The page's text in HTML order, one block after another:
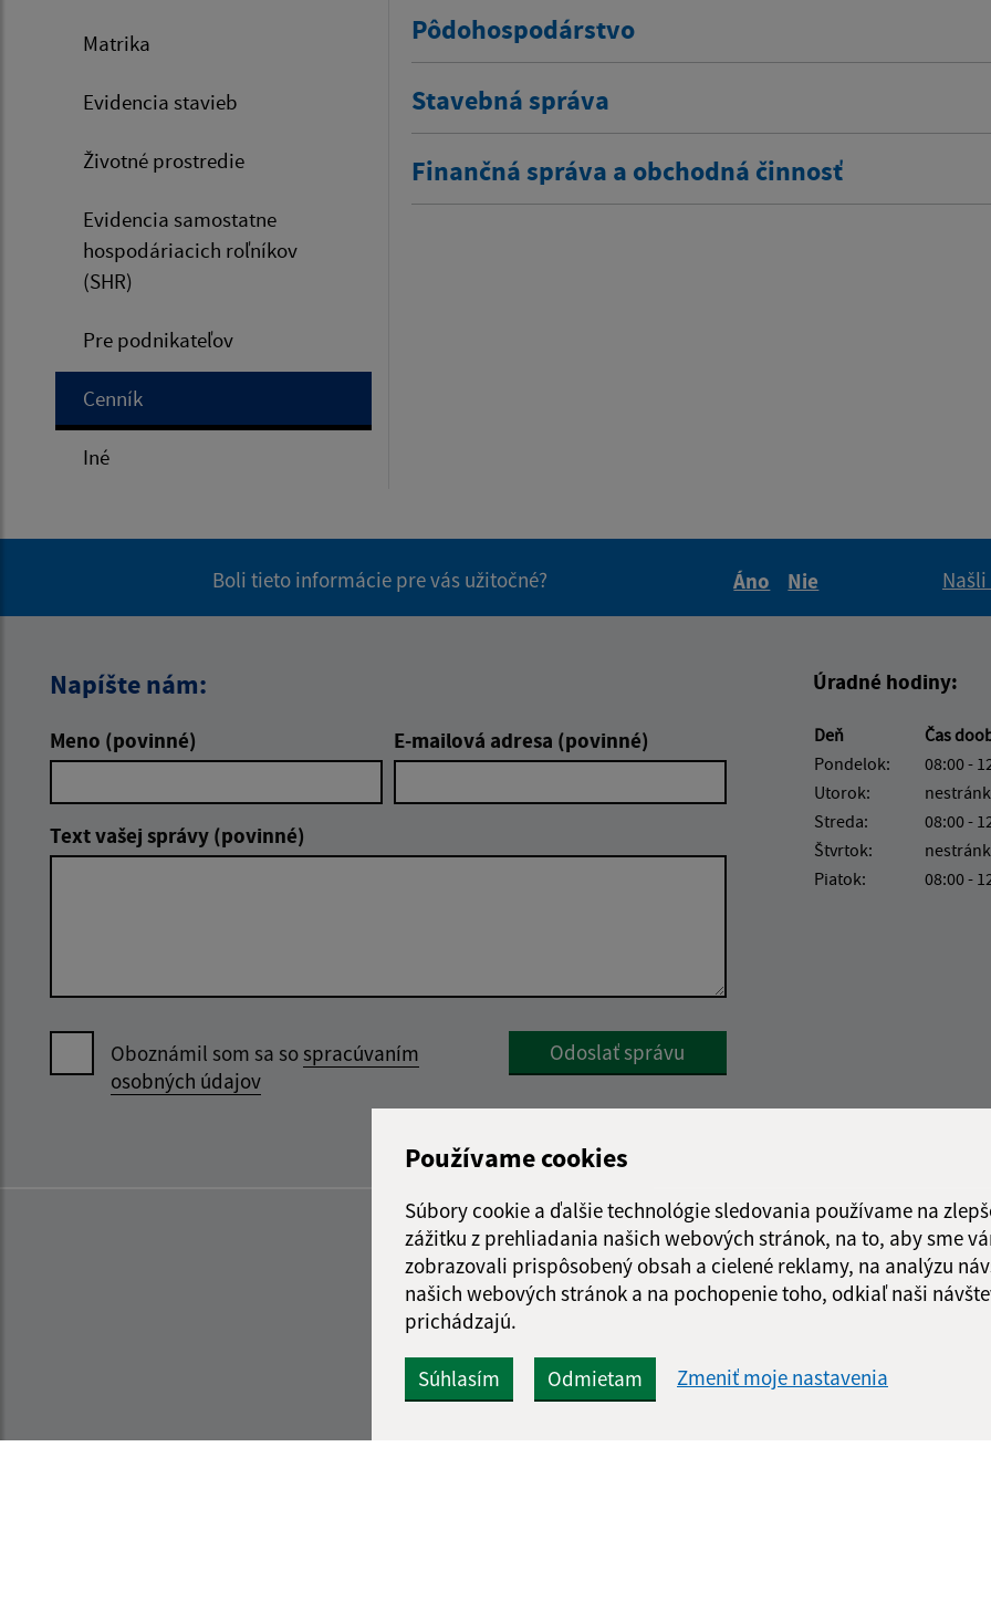
Používame cookies
Súbory cookie a ďalšie technológie sledovania používame na
zážitku z prehliadania našich webových stránok, na to, aby sme
zobrazovali prispôsobený obsah a cielené reklamy, na analýzu
našich webových stránok a na pochopenie toho, odkiaľ naši
prichádzajú.
Súhlasím Odmietam Zmeniť moje nastavenia
Matrika
Evidencia stavieb
Životné prostredie
Evidencia samostatne
hospodáriacich roľníkov
(SHR)
Pre podnikateľov
Cenník
Iné
Pôdohospodárstvo
Stavebná správa
Finančná správa a obchodná činnosť
Boli tieto informácie pre vás užitočné?
Áno
Nie
Napíšte nám:
Meno (povinné) E-mailová adresa (povinné)
Text vašej správy (povinné)
Oboznámil som sa sospracúvaním
osobných údajov
Google reCaptcha Response
Odoslať správu
Úradné hodiny:
Deň Čas
Pondelok:
08:00 -
Utorok:
Streda:
08:00 -
Štvrtok:
Piatok:
08:00 -